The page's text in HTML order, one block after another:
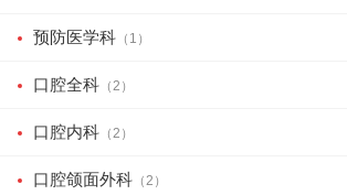
预防医学科 （1）
口腔全科 （2）
口腔内科 （2）
口腔颌面外科 （2）